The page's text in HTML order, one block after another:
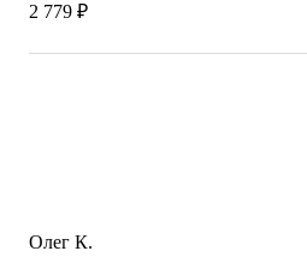
2 779 ₽
Олег К.